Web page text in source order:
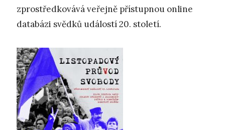
zprostředkovává veřejně přístupnou online
databázi svědků událostí 20. století.